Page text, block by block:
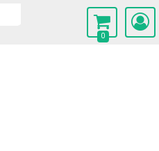
0